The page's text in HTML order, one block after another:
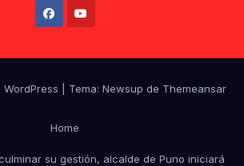
Tema: Newsup de Themeansar
Home
su gestión, alcalde de Puno iniciará